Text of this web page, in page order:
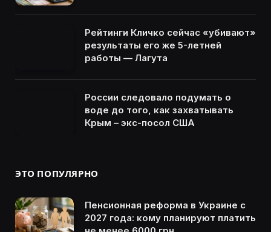
Рейтинги Кличко сейчас «убивают»
результаты его же 5-летней
работы — Лагута
России следовало подумать о
воде до того, как захватывать
Крым – экс-посол США
ЭТО ПОПУЛЯРНО
Пенсионная реформа в Украине с
2027 года: кому планируют платить